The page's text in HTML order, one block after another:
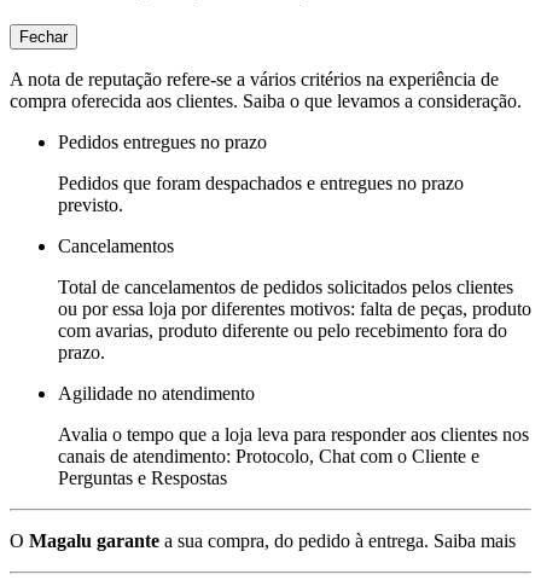
Fechar
A nota de reputação refere-se a vários critérios na experiência de
compra oferecida aos clientes. Saiba o que levamos a consideração.
Pedidos entregues no prazo
Pedidos que foram despachados e entregues no prazo
previsto.
Cancelamentos
Total de cancelamentos de pedidos solicitados pelos clientes
ou por essa loja por diferentes motivos: falta de peças, produto
com avarias, produto diferente ou pelo recebimento fora do
prazo.
Agilidade no atendimento
Avalia o tempo que a loja leva para responder aos clientes nos
canais de atendimento: Protocolo, Chat com o Cliente e
Perguntas e Respostas
O Magalu garante a sua compra, do pedido à entrega. Saiba mais